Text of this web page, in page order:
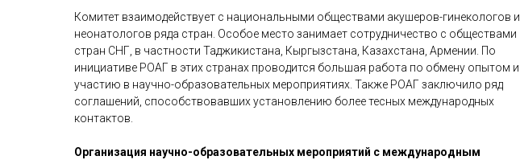
Комитет взаимодействует с национальными обществами акушеров-гинекологов и
неонатологов ряда стран. Особое место занимает сотрудничество с обществами
стран СНГ, в частности Таджикистана, Кыргызстана, Казахстана, Армении. По
инициативе РОАГ в этих странах проводится большая работа по обмену опытом и
участию в научно-образовательных мероприятиях. Также РОАГ заключило ряд
соглашений, способствовавших установлению более тесных международных
контактов.
Организация научно-образовательных мероприятий с международным